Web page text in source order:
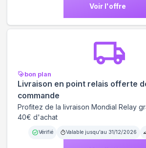
Voir l'offre
bon plan
Livraison en point relais offerte
commande
Profitez de la livraison Mondial Relay
40€ d'achat
Vérifié Valable jusqu'au 31/12/2026